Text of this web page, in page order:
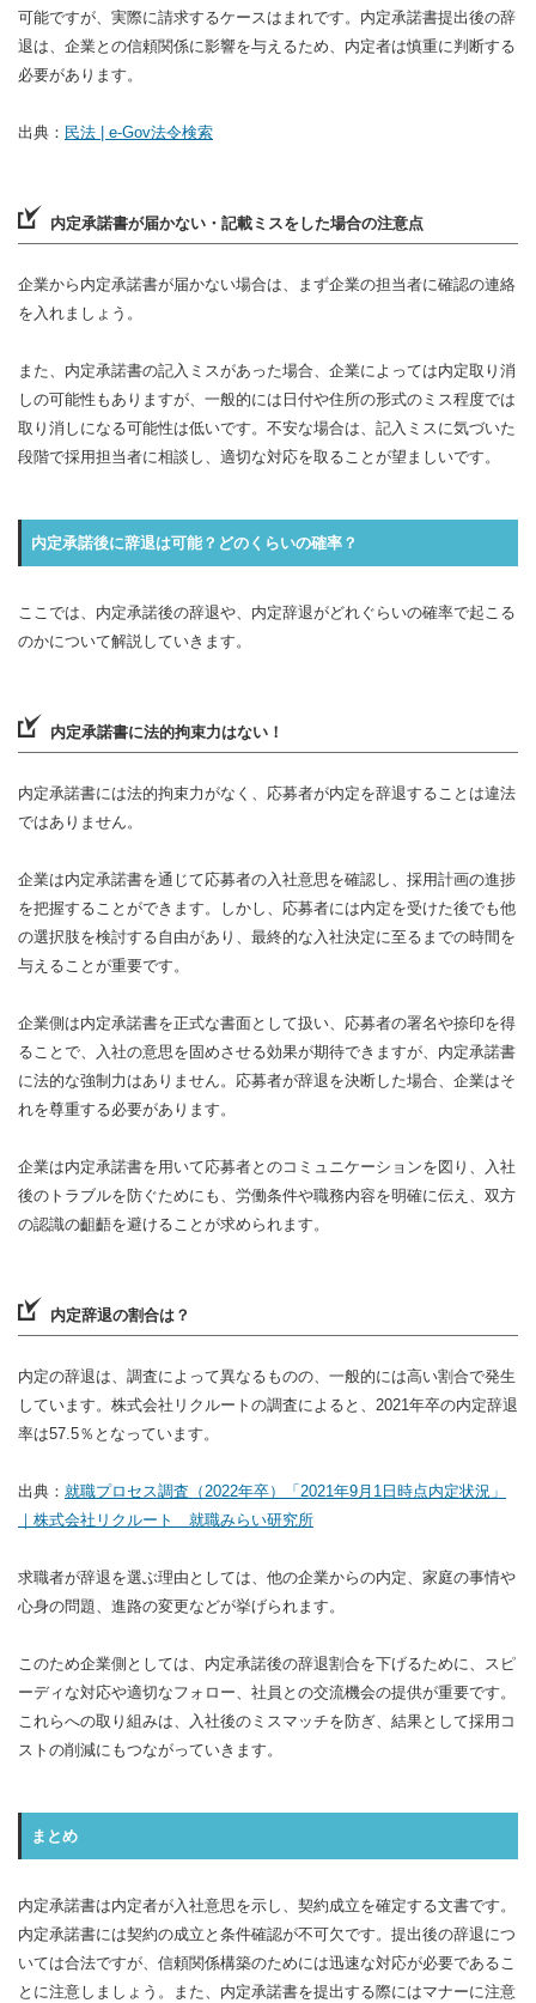
可能ですが、実際に請求するケースはまれです。内定承諾書提出後の辞
退は、企業との信頼関係に影響を与えるため、内定者は慎重に判断する
必要があります。
出典： 民法 | e-Gov法令検索
内定承諾書が届かない・記載ミスをした場合の注意点
企業から内定承諾書が届かない場合は、まず企業の担当者に確認の連絡
を入れましょう。
また、内定承諾書の記入ミスがあった場合、企業によっては内定取り消
しの可能性もありますが、一般的には日付や住所の形式のミス程度では
取り消しになる可能性は低いです。不安な場合は、記入ミスに気づいた
段階で採用担当者に相談し、適切な対応を取ることが望ましいです。
内定承諾後に辞退は可能？どのくらいの確率？
ここでは、内定承諾後の辞退や、内定辞退がどれぐらいの確率で起こる
のかについて解説していきます。
内定承諾書に法的拘束力はない！
内定承諾書には法的拘束力がなく、応募者が内定を辞退することは違法
ではありません。
企業は内定承諾書を通じて応募者の入社意思を確認し、採用計画の進捗
を把握することができます。しかし、応募者には内定を受けた後でも他
の選択肢を検討する自由があり、最終的な入社決定に至るまでの時間を
与えることが重要です。
企業側は内定承諾書を正式な書面として扱い、応募者の署名や捺印を得
ることで、入社の意思を固めさせる効果が期待できますが、内定承諾書
に法的な強制力はありません。応募者が辞退を決断した場合、企業はそ
れを尊重する必要があります。
企業は内定承諾書を用いて応募者とのコミュニケーションを図り、入社
後のトラブルを防ぐためにも、労働条件や職務内容を明確に伝え、双方
の認識の齟齬を避けることが求められます。
内定辞退の割合は？
内定の辞退は、調査によって異なるものの、一般的には高い割合で発生
しています。株式会社リクルートの調査によると、2021年卒の内定辞退
率は57.5％となっています。
出典： 就職プロセス調査（2022年卒）「2021年9月1日時点内定状況」
｜株式会社リクルート 就職みらい研究所
求職者が辞退を選ぶ理由としては、他の企業からの内定、家庭の事情や
心身の問題、進路の変更などが挙げられます。
このため企業側としては、内定承諾後の辞退割合を下げるために、スピ
ーディな対応や適切なフォロー、社員との交流機会の提供が重要です。
これらへの取り組みは、入社後のミスマッチを防ぎ、結果として採用コ
ストの削減にもつながっていきます。
まとめ
内定承諾書は内定者が入社意思を示し、契約成立を確定する文書です。
内定承諾書には契約の成立と条件確認が不可欠です。提出後の辞退につ
いては合法ですが、信頼関係構築のためには迅速な対応が必要であるこ
とに注意しましょう。また、内定承諾書を提出する際にはマナーに注意